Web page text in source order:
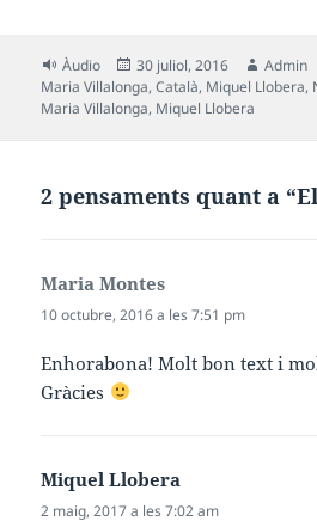
Format
Àudio
Publicat
el
30 juliol, 2016 Autor
Admin
Maria Villalonga,Català, Miquel Llobera,
Maria Villalonga, Miquel Llobera
2 pensaments quant a
Maria Montes
dit:
10 octubre, 2016 a les 7:51 pm
Enhorabona! Molt bon text i
Gràcies
Miquel Llobera
dit:
2 maig, 2017 a les 7:02 am